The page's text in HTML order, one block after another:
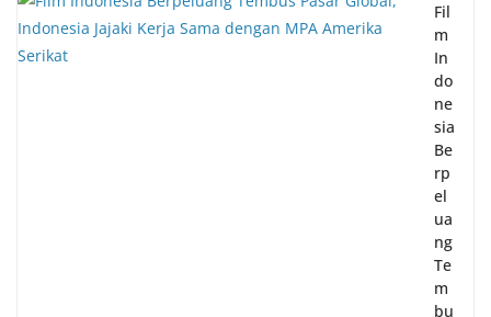
Fil
m
In
do
ne
sia
Be
rp
el
ua
ng
Te
m
bu